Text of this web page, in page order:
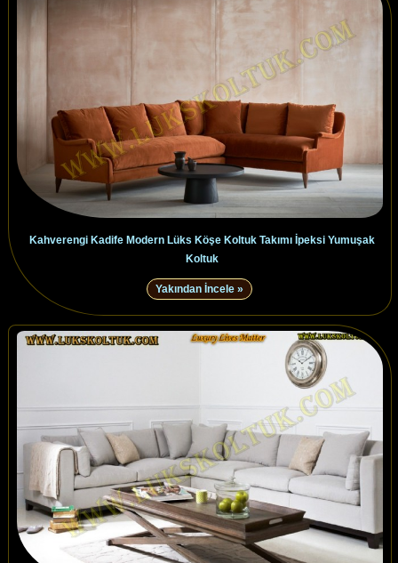
Kahverengi Kadife Modern Lüks Köşe Koltuk Takımı İpeksi Yumuşak
Koltuk
Yakından İncele »